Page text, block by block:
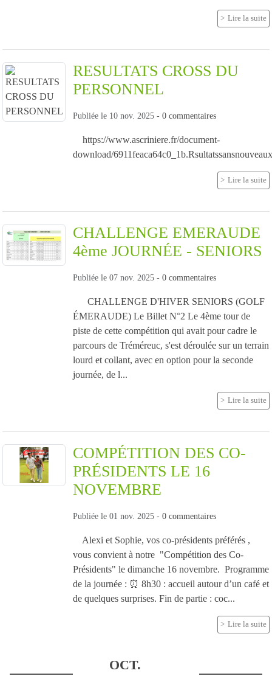
Lire la suite
RESULTATS CROSS DU
PERSONNEL
Publiée le 10 nov. 2025 - 0 commentaires
https://www.ascriniere.fr/document-
download/
Lire la suite
CHALLENGE EMERAUDE
4ème JOURNÉE - SENIORS
Publiée le 07 nov. 2025 - 0 commentaires
CHALLENGE D'HIVER SENIORS (GOLF
ÉMERAUDE) Le Billet N°2 Le 4ème tour de
piste de cette compétition qui avait pour cadre le
parcours de Tréméreuc, s'est déroulée sur un terrain
lourd et collant, avec en option pour la seconde
journée, de l...
Lire la suite
COMPÉTITION DES CO-
PRÉSIDENTS LE 16
NOVEMBRE
Publiée le 01 nov. 2025 - 0 commentaires
Alexi et Sophie, vos co-présidents préférés ,
vous convient à notre "Compétition des Co-
Présidents" le dimanche 16 novembre. Programme
de la journée : ⏰ 8h30 : accueil autour d’un café et
de quelques surprises. Fin de partie : coc...
Lire la suite
OCT.